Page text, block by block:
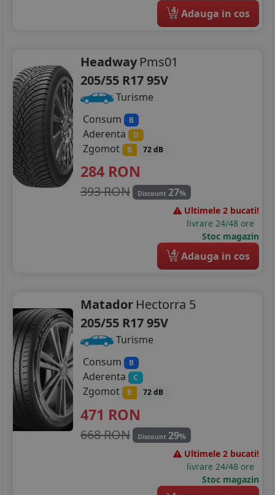
4 Adauga in cos
Headway Pms01
205/55 R17 95V
Turisme
Consum
B
Aderenta D
Zgomot B 72 dB
284 RON
393 RON Discount 27%
Ultimele 2 bucati!
livrare 24/48 ore
Stoc magazin
4 Adauga in cos
Matador Hectorra 5
205/55 R17 95V
Turisme
Consum
B
Aderenta C
Zgomot B 72 dB
471 RON
668 RON Discount 29%
Ultimele 2 bucati!
livrare 24/48 ore
Stoc magazin